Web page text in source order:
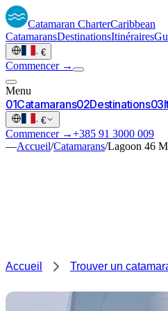
Catamaran CharterCaribbean
CatamaransDestinationsItinéraires
· €
Commencer →
Menu
01Catamarans02Destinations03
· €
Commencer →+385 91 3000 009
—Accueil/Catamarans/Lagoon 46
Accueil Trouver un